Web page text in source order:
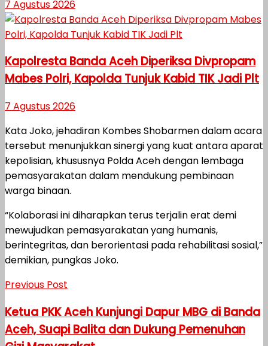
7 Agustus 2026
Kapolresta Banda Aceh Diperiksa Divpropam
Mabes Polri, Kapolda Tunjuk Kabid TIK Jadi Plt
7 Agustus 2026
Kata Joko, jehadiran Kombes Shobarmen dalam acara
tersebut menunjukkan sinergi yang kuat antara aparat
kepolisian, khususnya Polda Aceh dengan lembaga
pemasyarakatan dalam mendukung pembinaan
warga binaan.
“Kolaborasi ini diharapkan terus terjalin erat demi
mewujudkan pemasyarakatan yang humanis,
berintegritas, dan berorientasi pada rehabilitasi sosial,”
demikian, pungkas Joko.
Previous Post
Ketua PKK Aceh Kunjungi Dapur MBG di Banda
Aceh, Suapi Balita dan Dukung Pemenuhan